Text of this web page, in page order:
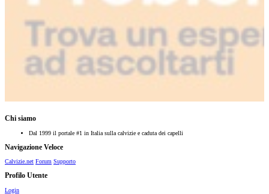
Chi siamo
Dal 1999 il portale #1 in Italia sulla calvizie e caduta dei capelli
Navigazione Veloce
Calvizie.net Forum Supporto
Profilo Utente
Login